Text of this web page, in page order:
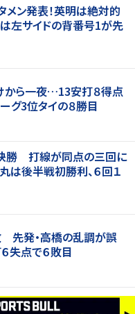
ン発表！英明は絶対的
左サイドの背番号1が先
から一夜…13安打８得点
グ3位タイの８勝目
勝 打線が同点の三回に
後半戦初勝利、６回１
発・高橋の乱調が誤
失点で６敗目